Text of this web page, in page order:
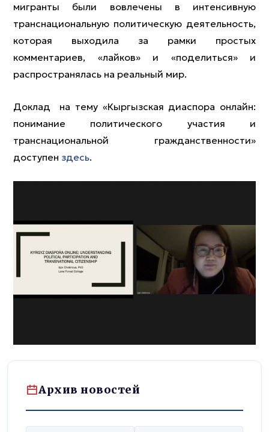
мигранты были вовлечены в интенсивную
транснациональную политическую деятельность,
которая выходила за рамки простых
комментариев, «лайков» и «поделиться» и
распространялась на реальный мир.
Доклад на тему «Кыргызская диаспора онлайн:
понимание политического участия и
транснациональной гражданственности»
доступен здесь.
Архив новостей